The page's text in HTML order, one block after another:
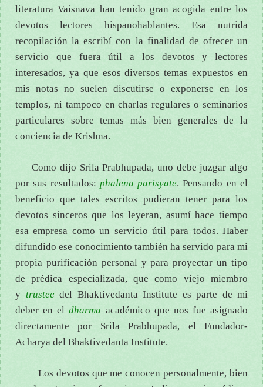
literatura Vaisnava han tenido gran acogida entre los
devotos lectores hispanohablantes. Esa nutrida
recopilación la escribí con la finalidad de ofrecer un
servicio que fuera útil a los devotos y lectores
interesados, ya que esos diversos temas expuestos en
mis notas no suelen discutirse o exponerse en los
templos, ni tampoco en charlas regulares o seminarios
particulares sobre temas más bien generales de la
conciencia de Krishna.
Como dijo Srila Prabhupada, uno debe juzgar algo
por sus resultados: phalena parisyate. Pensando en el
beneficio que tales escritos pudieran tener para los
devotos sinceros que los leyeran, asumí hace tiempo
esa empresa como un servicio útil para todos. Haber
difundido ese conocimiento también ha servido para mi
propia purificación personal y para proyectar un tipo
de prédica especializada, que como viejo miembro
y trustee del Bhaktivedanta Institute es parte de mi
deber en eldharma académico que nos fue asignado
directamente por Srila Prabhupada, el Fundador-
Acharya del Bhaktivedanta Institute.
Los devotos que me conocen personalmente, bien